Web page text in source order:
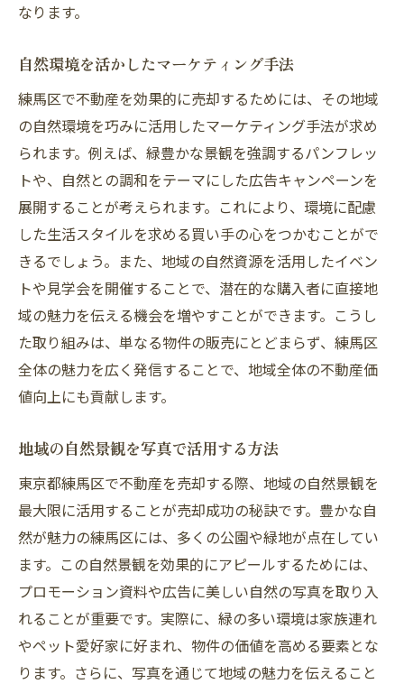
なります。
自然環境を活かしたマーケティング手法
練馬区で不動産を効果的に売却するためには、その地域
の自然環境を巧みに活用したマーケティング手法が求め
られます。例えば、緑豊かな景観を強調するパンフレッ
トや、自然との調和をテーマにした広告キャンペーンを
展開することが考えられます。これにより、環境に配慮
した生活スタイルを求める買い手の心をつかむことがで
きるでしょう。また、地域の自然資源を活用したイベン
トや見学会を開催することで、潜在的な購入者に直接地
域の魅力を伝える機会を増やすことができます。こうし
た取り組みは、単なる物件の販売にとどまらず、練馬区
全体の魅力を広く発信することで、地域全体の不動産価
値向上にも貢献します。
地域の自然景観を写真で活用する方法
東京都練馬区で不動産を売却する際、地域の自然景観を
最大限に活用することが売却成功の秘訣です。豊かな自
然が魅力の練馬区には、多くの公園や緑地が点在してい
ます。この自然景観を効果的にアピールするためには、
プロモーション資料や広告に美しい自然の写真を取り入
れることが重要です。実際に、緑の多い環境は家族連れ
やペット愛好家に好まれ、物件の価値を高める要素とな
ります。さらに、写真を通じて地域の魅力を伝えること